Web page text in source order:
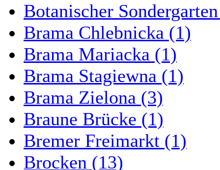
Botanischer
Brama Chlebnicka (1)
Brama Mariacka (1)
Brama Stagiewna (1)
Brama Zielona (3)
Braune Brücke (1)
Bremer Freimarkt (1)
Brocken (13)